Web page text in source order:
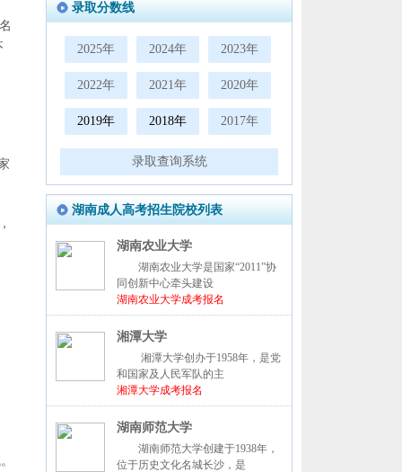
录取分数线
2025年 2024年 2023年
2022年 2021年 2020年
2019年 2018年 2017年
录取查询系统
湖南成人高考招生院校列表
湖南农业大学
湖南农业大学是国家“2011”协
同创新中心牵头建设
湖南农业大学成考报名
湘潭大学
湘潭大学创办于1958年，是党
和国家及人民军队的主
湘潭大学成考报名
湖南师范大学
湖南师范大学创建于1938年，
位于历史文化名城长沙，是